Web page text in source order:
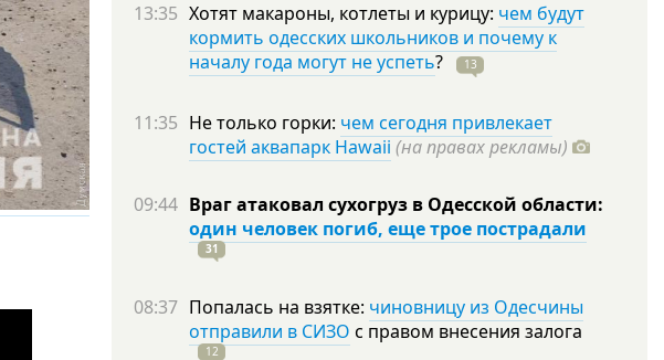
13:35 Хотят макароны, котлеты и курицу: чем будут
кормить одесских школьников и почему к
началу года могут не успеть? 13
11:35 Не только горки: чем сегодня привлекает
гостей аквапарк Hawaii (на правах рекламы)
09:44 Враг атаковал сухогруз в Одесской области:
один человек погиб, еще трое пострадали
31
08:37 Попалась на взятке: чиновницу из Одесчины
отправили в СИЗО с правом внесения залога
12